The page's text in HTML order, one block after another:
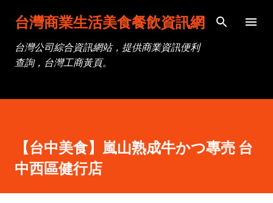
跳到主要內容
台灣商業生活美食餐飲資訊網
台灣公司綜合資訊網站，提供商業資訊便利
查詢，台灣工商黃頁。
【台中美食】嵐山熟成牛かつ專売 台
中西區健行店